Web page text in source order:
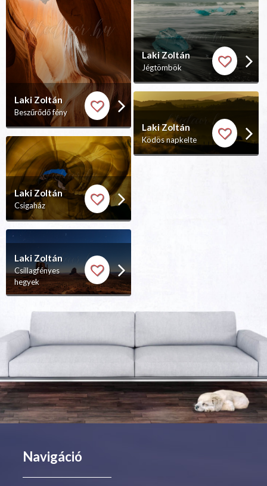
Laki Zoltán
Beszűrődő fény
Laki Zoltán
Csigaház
Laki Zoltán
Csillagfényes
hegyek
Laki Zoltán
Jégtömbök
Laki Zoltán
Ködös napkelte
Navigáció